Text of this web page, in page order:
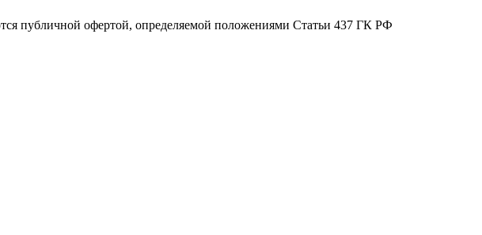
публичной офертой, определяемой положениями Статьи 437 ГК РФ